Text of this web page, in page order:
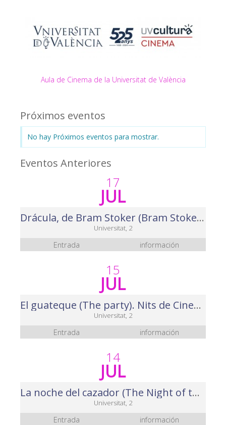
Aula de Cinema de la Universitat de València
Próximos eventos
No hay Próximos eventos para mostrar.
Eventos Anteriores
17
JUL
Drácula, de Bram Stoker (Bram Stoker`s Dracula). Nits de Cinema 2025
Universitat, 2
Entrada información
15
JUL
El guateque (The party). Nits de Cinema 2025
Universitat, 2
Entrada información
14
JUL
La noche del cazador (The Night of the Hunter) . Nits de Cinema 2025
Universitat, 2
Entrada información